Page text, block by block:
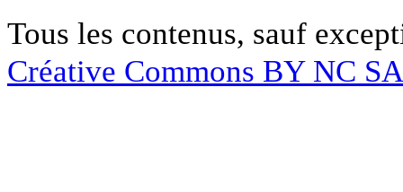
Tous les contenus, sauf
Créative Commons BY NC SA